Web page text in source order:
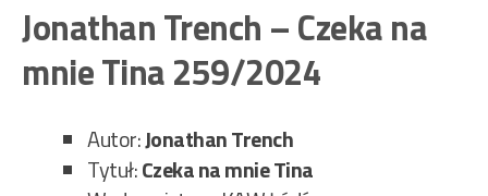
Jonathan Trench – Czeka na
mnie Tina 259/2024
Autor:Jonathan Trench
Tytuł:Czeka na mnie Tina